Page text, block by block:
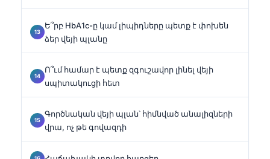
Ե՞րբ HbA1c-ը կամ լիպիդները պետք է փոխեն
ձեր վեյի պլանը
Ո՞ւմ համար է պետք զգուշավոր լինել վեյի
սպիտակուցի հետ
Գործնական վեյի պլան՝ հիմնված անալիզների
վրա, ոչ թե գովազդի